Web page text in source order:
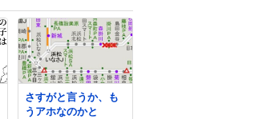
さすがと言うか、も
うアホなのかと